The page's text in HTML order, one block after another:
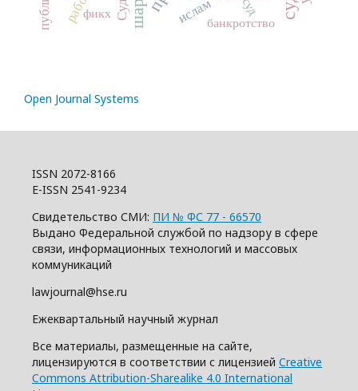
ислам суд
банкротство
фикх
Open Journal Systems
ISSN 2072-8166
E-ISSN 2541-9234
Свидетельство СМИ: ПИ № ФС 77 - 66570
Выдано Федеральной службой по надзору в сфере
связи, информационных технологий и массовых
коммуникаций
lawjournal@hse.ru
Ежеквартальный научный журнал
Все материалы, размещенные на сайте,
лицензируются в соответствии с лицензией Creative
Commons Attribution-Sharealike 4.0 International